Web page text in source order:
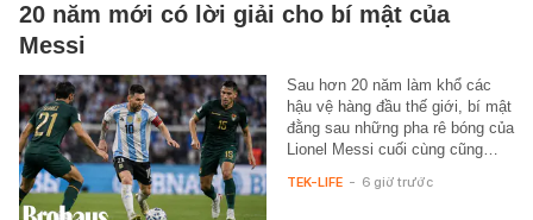
20 năm mới có lời giải cho bí mật của
Messi
Sau hơn 20 năm làm khổ các
hậu vệ hàng đầu thế giới, bí mật
đằng sau những pha rê bóng của
Lionel Messi cuối cùng cũng…
TEK-LIFE - 6 giờ trước